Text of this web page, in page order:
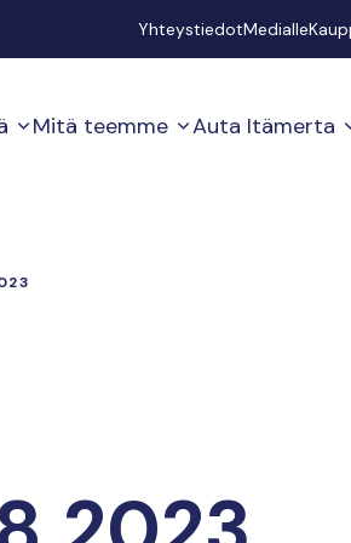
YhteystiedotMedialle
Mitä teemme Auta Itämerta